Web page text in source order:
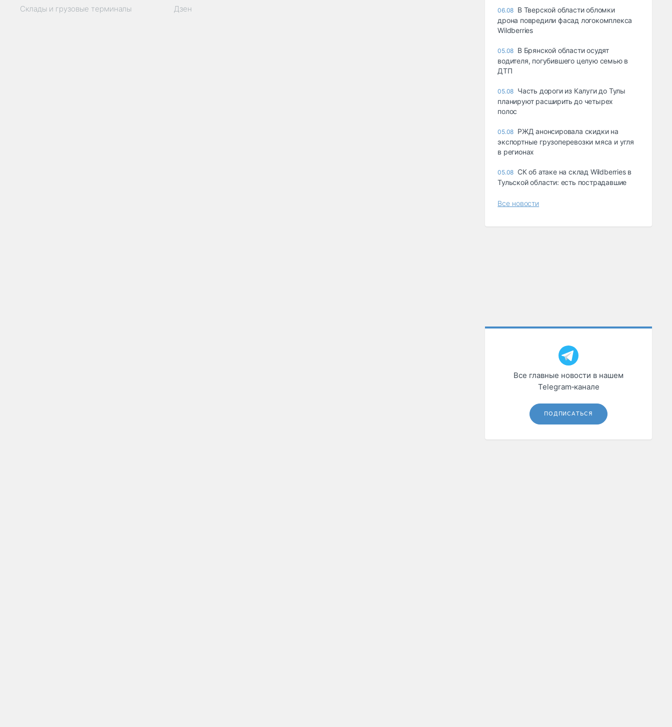
Склады и грузовые терминалы Дзен 06.08 В Тверской области обломки
дрона повредили фасад логокомплекса
Wildberries
05.08 В Брянской области осудят
водителя, погубившего целую семью в
ДТП
05.08 Часть дороги из Калуги до Тулы
планируют расширить до четырех
полос
05.08 РЖД анонсировала скидки на
экспортные грузоперевозки мяса и угля
в регионах
05.08 СК об атаке на склад Wildberries в
Тульской области: есть пострадавшие
Все новости
Все главные новости в нашем
Telegram‑канале
ПОДПИСАТЬСЯ